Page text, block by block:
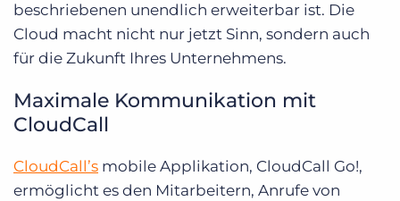
beschriebenen unendlich erweiterbar ist. Die
Cloud macht nicht nur jetzt Sinn, sondern auch
für die Zukunft Ihres Unternehmens.
Maximale Kommunikation mit
CloudCall
CloudCall’s mobile Applikation, CloudCall Go!,
ermöglicht es den Mitarbeitern, Anrufe von